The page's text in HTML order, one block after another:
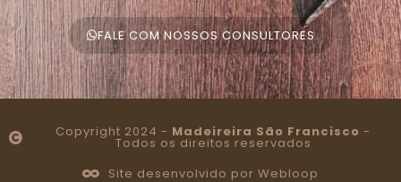
FALE COM NOSSOS CONSULTORES
Copyright 2024 - Madeireira São Francisco -
Todos os direitos reservados
Site desenvolvido por Webloop